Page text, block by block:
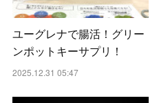
ユーグレナで腸活！グリー
ンポットキーサプリ！
2025.12.31 05:47